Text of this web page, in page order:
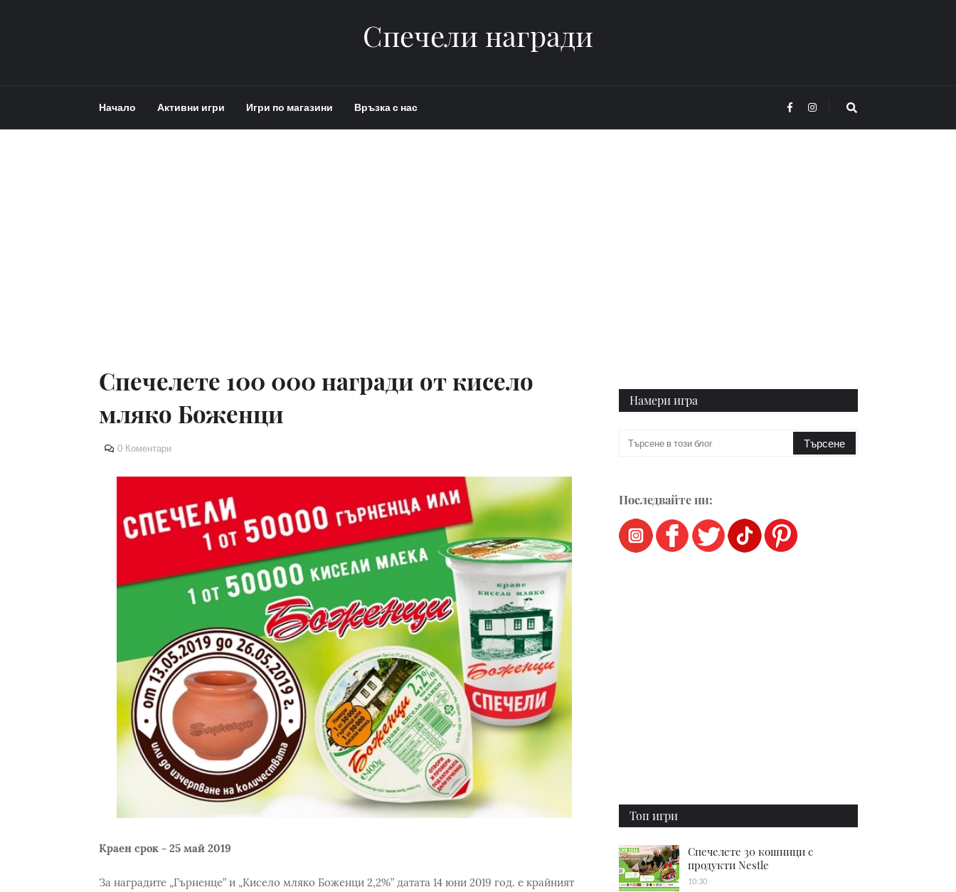
Спечели награди
Начало Активни игри Игри по магазини Връзка с нас
Спечелете 100 000 награди от кисело
мляко Боженци
0 Коментари
Краен срок - 25 май 2019
За наградите „Гърненце” и „Кисело мляко Боженци 2,2%” датата 14 юни 2019 год. е крайният
Намери игра
Последвайте ни:
Топ игри
Спечелете 30 кошници с
продукти Nestle
10:30